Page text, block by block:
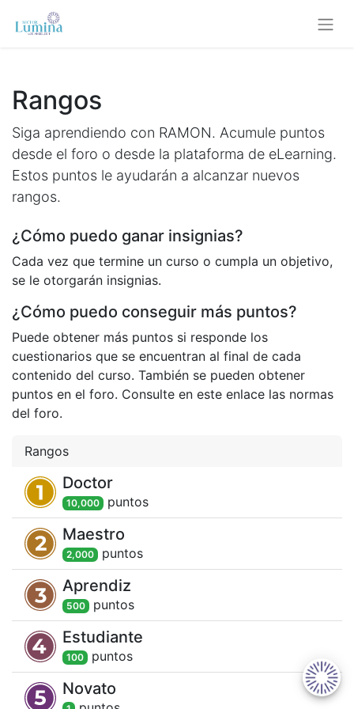
Rangos
Siga aprendiendo con RAMON. Acumule puntos
desde el foro o desde la plataforma de eLearning.
Estos puntos le ayudarán a alcanzar nuevos
rangos.
¿Cómo puedo ganar insignias?
Cada vez que termine un curso o cumpla un objetivo,
se le otorgarán insignias.
¿Cómo puedo conseguir más puntos?
Puede obtener más puntos si responde los
cuestionarios que se encuentran al final de cada
contenido del curso. También se pueden obtener
puntos en el foro. Consulte en este enlace las normas
del foro.
Rangos
Doctor
10,000 puntos
Maestro
2,000 puntos
Aprendiz
500 puntos
Estudiante
100 puntos
Novato